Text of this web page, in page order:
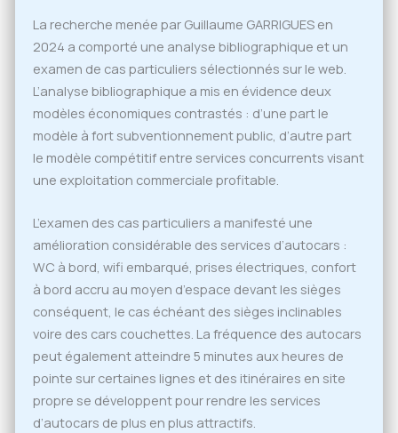
La recherche menée par Guillaume GARRIGUES en
2024 a comporté une analyse bibliographique et un
examen de cas particuliers sélectionnés sur le web.
L’analyse bibliographique a mis en évidence deux
modèles économiques contrastés : d’une part le
modèle à fort subventionnement public, d’autre part
le modèle compétitif entre services concurrents visant
une exploitation commerciale profitable.
L’examen des cas particuliers a manifesté une
amélioration considérable des services d’autocars :
WC à bord, wifi embarqué, prises électriques, confort
à bord accru au moyen d’espace devant les sièges
conséquent, le cas échéant des sièges inclinables
voire des cars couchettes. La fréquence des autocars
peut également atteindre 5 minutes aux heures de
pointe sur certaines lignes et des itinéraires en site
propre se développent pour rendre les services
d’autocars de plus en plus attractifs.